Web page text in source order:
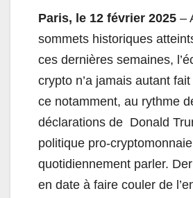
Paris, le 12 février 2025 –
sommets historiques
ces dernières semaines,
crypto n’a jamais autant
ce notamment, au rythme
déclarations de Donald
politique pro-
quotidiennement parler.
en date à faire couler de